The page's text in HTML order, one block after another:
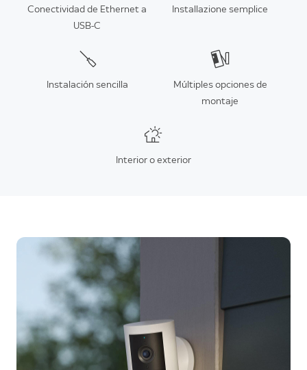
Conectividad de Ethernet a
USB-C
Installazione semplice
Instalación sencilla
Múltiples opciones de
montaje
Interior o exterior